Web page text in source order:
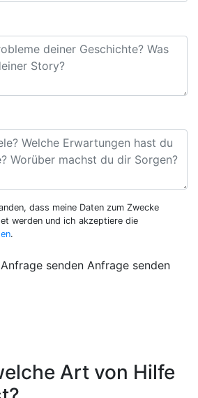
dass meine Daten zum Zwecke
werden und ich akzeptiere die
.
Anfrage senden Anfrage senden
Art von Hilfe